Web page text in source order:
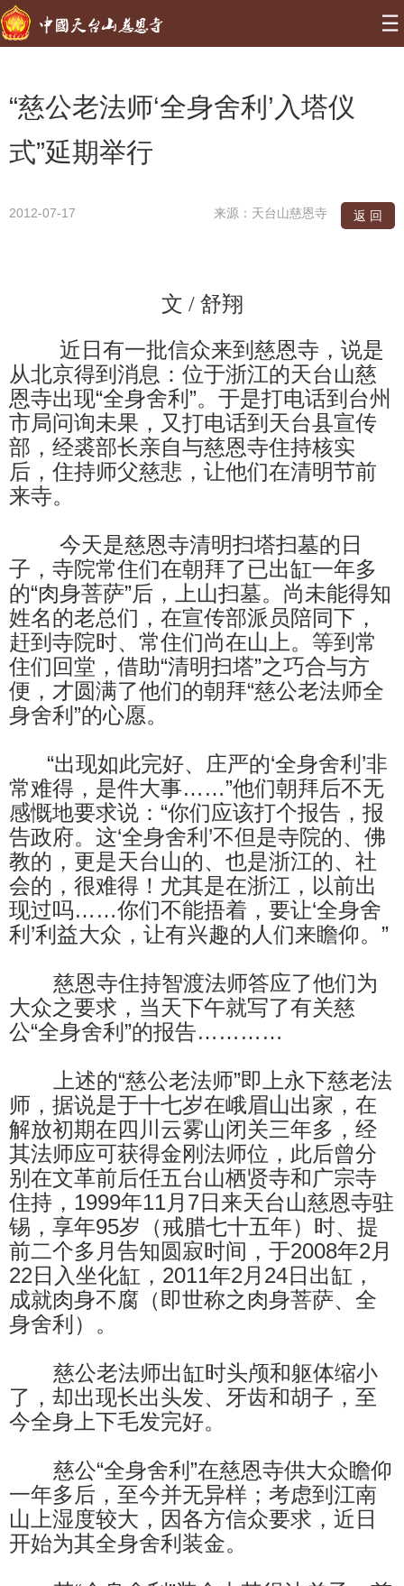
“慈公老法师‘全身舍利’入塔仪
式”延期举行
2012-07-17 返 回
来源：天台山慈恩寺
文 / 舒翔
近日有一批信众来到慈恩寺，说是
从北京得到消息：位于浙江的天台山慈
恩寺出现“全身舍利”。于是打电话到台州
市局问询未果，又打电话到天台县宣传
部，经裘部长亲自与慈恩寺住持核实
后，住持师父慈悲，让他们在清明节前
来寺。
今天是慈恩寺清明扫塔扫墓的日
子，寺院常住们在朝拜了已出缸一年多
的“肉身菩萨”后，上山扫墓。尚未能得知
姓名的老总们，在宣传部派员陪同下，
赶到寺院时、常住们尚在山上。等到常
住们回堂，借助“清明扫塔”之巧合与方
便，才圆满了他们的朝拜“慈公老法师全
身舍利”的心愿。
“出现如此完好、庄严的‘全身舍利’非
常难得，是件大事……”他们朝拜后不无
感慨地要求说：“你们应该打个报告，报
告政府。这‘全身舍利’不但是寺院的、佛
教的，更是天台山的、也是浙江的、社
会的，很难得！尤其是在浙江，以前出
现过吗……你们不能捂着，要让‘全身舍
利’利益大众，让有兴趣的人们来瞻仰。”
慈恩寺住持智渡法师答应了他们为
大众之要求，当天下午就写了有关慈
公“全身舍利”的报告…………
上述的“慈公老法师”即上永下慈老法
师，据说是于十七岁在峨眉山出家，在
解放初期在四川云雾山闭关三年多，经
其法师应可获得金刚法师位，此后曾分
别在文革前后任五台山栖贤寺和广宗寺
住持，1999年11月7日来天台山慈恩寺驻
锡，享年95岁（戒腊七十五年）时、提
前二个多月告知圆寂时间，于2008年2月
22日入坐化缸，2011年2月24日出缸，
成就肉身不腐（即世称之肉身菩萨、全
身舍利）。
慈公老法师出缸时头颅和躯体缩小
了，却出现长出头发、牙齿和胡子，至
今全身上下毛发完好。
慈公“全身舍利”在慈恩寺供大众瞻仰
一年多后，至今并无异样；考虑到江南
山上湿度较大，因各方信众要求，近日
开始为其全身舍利装金。